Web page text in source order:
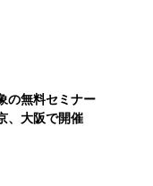
の無料セミナー
、大阪で開催